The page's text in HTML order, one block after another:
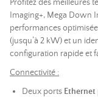
Profitez des meilleures
Imaging+, Mega Down
performances
(jusqu’à 2 kW) et un
configuration rapide et
Connectivité :
Deux ports Ethernet